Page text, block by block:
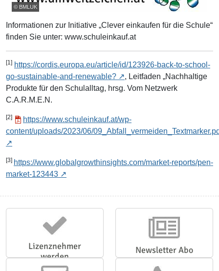
© BMLUK
Informationen zur Initiative „Clever einkaufen für die Schule“
finden Sie unter: www.schuleinkauf.at
[1] https://cordis.europa.eu/article/id/123926-back-to-school-
go-sustainable-and-renewable?
, Leitfaden „Nachhaltige
Produkte für den Schulalltag, hrsg. Vom Netzwerk
C.A.R.M.E.N.
[2]
https://www.schuleinkauf.at/wp-
content/uploads/2023/06/
[3] https://www.globalgrowthinsights.com/market-reports/pen-
market-123443
Lizenznehmer
werden
Newsletter Abo